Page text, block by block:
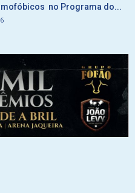
no Programa do...